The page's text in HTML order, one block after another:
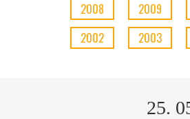
2009
2008
2003
2002
25.